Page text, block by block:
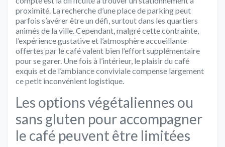
proximité. La recherche d’une place de parking peut
parfois s’avérer être un défi, surtout dans les quartiers
animés de la ville. Cependant, malgré cette contrainte,
l’expérience gustative et l’atmosphère accueillante
offertes par le café valent bien l’effort supplémentaire
pour se garer. Une fois à l’intérieur, le plaisir du café
exquis et de l’ambiance conviviale compense largement
ce petit inconvénient logistique.
Les options végétaliennes ou
sans gluten pour accompagner
le café peuvent être limitées